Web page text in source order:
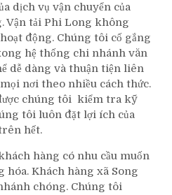
dịch vụ vận chuyển của
tải Phi Long không
động. Chúng tôi cố gắng
hệ thống chi nhánh văn
dễ dàng và thuận tiện liên
nơi theo nhiều cách thức.
chúng tôi kiểm tra kỹ
tôi luôn đặt lợi ích của
hết.
hàng có nhu cầu muốn
hóa. Khách hàng xã Song
chóng. Chúng tôi